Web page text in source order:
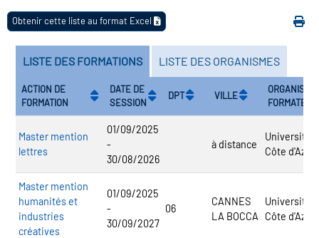
Obtenir cette liste au format Excel
LISTE DES FORMATIONS LISTE DES ORGANISMES
ACTION DE
FORMATION
DATE DE
SESSION
DPT VILLE
ORGANISME
FORMATEUR
Master mention
lettres
01/09/2025
-
30/08/2026
à distance
Université
Côte d'Azur
Master mention
humanités et
industries
créatives
01/09/2025
-
30/09/2027
06
CANNES
LA BOCCA
Université
Côte d'Azur